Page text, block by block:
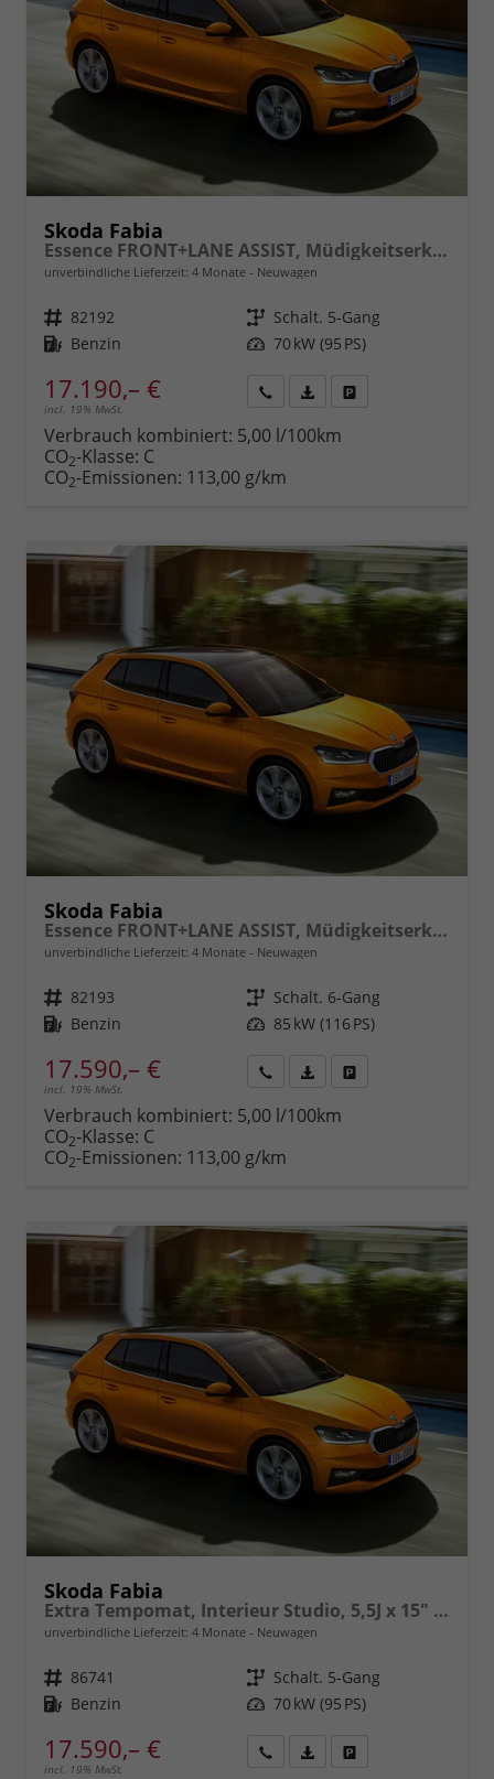
Skoda Fabia
Essence FRONT+LANE ASSIST, Müdigkeitserkennung, Lichtsensor, Speedlimiter, Bluetooth, eCall, Care Connect, uvm.
unverbindliche Lieferzeit: 4 Monate Neuwagen
Fahrzeugnr. 82192 Getriebe Schalt. 5-Gang
Kraftstoff Benzin Leistung 70 kW (95 PS)
17.190,– €
incl. 19% MwSt.
anfordern
Datei,
Verbrauch kombiniert: 5,00 l/100km
CO2-Klasse: C
CO2-Emissionen: 113,00 g/km
Skoda Fabia
Essence FRONT+LANE ASSIST, Müdigkeitserkennung, Lichtsensor, Speedlimiter, Bluetooth, eCall, Care Connect, uvm.
unverbindliche Lieferzeit: 4 Monate Neuwagen
Fahrzeugnr. 82193 Getriebe Schalt. 6-Gang
Kraftstoff Benzin Leistung 85 kW (116 PS)
17.590,– €
incl. 19% MwSt.
anfordern
Datei,
Verbrauch kombiniert: 5,00 l/100km
CO2-Klasse: C
CO2-Emissionen: 113,00 g/km
Skoda Fabia
Extra Tempomat, Interieur Studio, 5,5J x 15" Stahlräder mit Callisto-Radkappen (185/65 R15), Fahrerairbag, Beifahrerairbag, Seitenairbags vorn, ESP inkl. ABS, MSR, ASR, EDS, HBA, XDS Front Assist - Vorwärtskollisionswarnung, Notbremsunterstützung, Pederstria
unverbindliche Lieferzeit: 4 Monate Neuwagen
Fahrzeugnr. 86741 Getriebe Schalt. 5-Gang
Kraftstoff Benzin Leistung 70 kW (95 PS)
17.590,– €
incl. 19% MwSt.